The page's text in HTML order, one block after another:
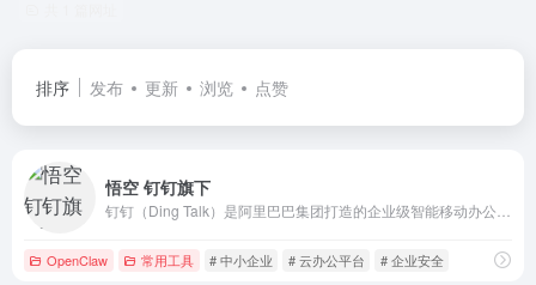
排序 发布 更新 浏览 点赞
悟空 钉钉旗下
OpenClaw 常用工具 # 中小企业 # 云办公平台 # 企业安全